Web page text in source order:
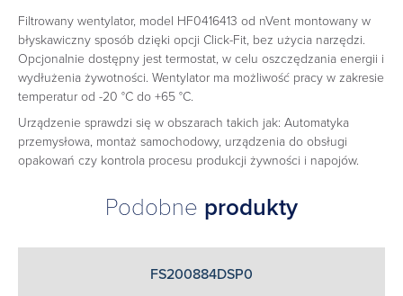
Filtrowany wentylator, model HF0416413 od nVent montowany w
błyskawiczny sposób dzięki opcji Click-Fit, bez użycia narzędzi.
Opcjonalnie dostępny jest termostat, w celu oszczędzania energii i
wydłużenia żywotności. Wentylator ma możliwość pracy w zakresie
temperatur od -20 °C do +65 °C.
Urządzenie sprawdzi się w obszarach takich jak: Automatyka
przemysłowa, montaż samochodowy, urządzenia do obsługi
opakowań czy kontrola procesu produkcji żywności i napojów.
Podobne produkty
FS200884DSP0